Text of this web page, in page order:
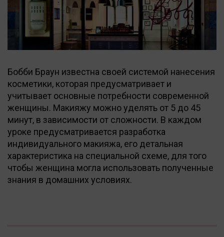
Бобби Браун известна своей системой нанесения
косметики, которая предусматривает и
учитывает основные потребности современной
женщины. Макияжу можно уделять от 5 до 45
минут, в зависимости от сложности. В каждом
уроке предусматривается разработка
индивидуального макияжа, его детальная
характеристика на специальной схеме, для того
чтобы женщина могла использовать полученные
знания в домашних условиях.